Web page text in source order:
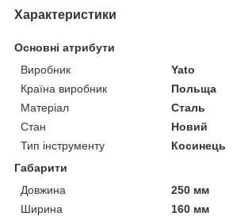
Характеристики
Основні атрибути
Виробник
Yato
Країна виробник
Польща
Матеріал
Сталь
Стан
Новий
Тип інструменту
Косинець
Габарити
Довжина
250 мм
Ширина
160 мм